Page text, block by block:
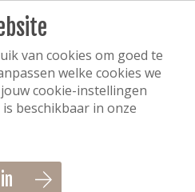
van cookies om goed te
welke cookies we
cookie-instellingen
beschikbaar in onze